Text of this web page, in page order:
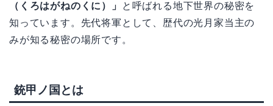
（くろはがねのくに）」
と呼ばれる地下世界の秘密を
知っています。先代将軍として、歴代の光月家当主の
みが知る秘密の場所です。
銃甲ノ国とは